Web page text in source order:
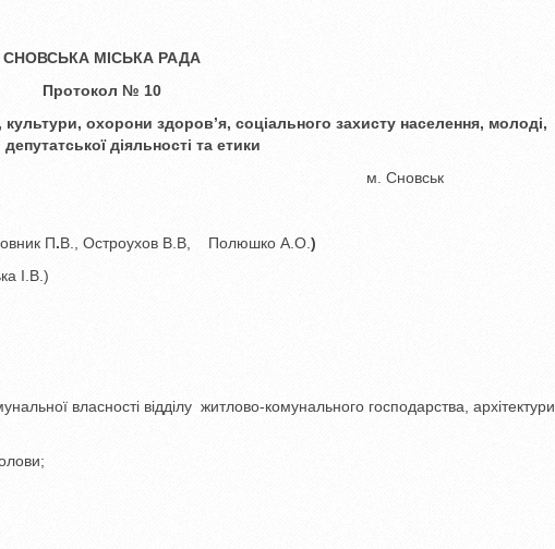
СНОВСЬКА МІСЬКА РАДА
Протокол № 10
культури, охорони здоров’я,соціального захисту населення, молоді,
депутатської діяльності та етики
року м. Сновськ
П.В., Остроухов В.В, Полюшко А.О. )
І.В.)
власності відділу житлово-комунального господарства, архітектури,